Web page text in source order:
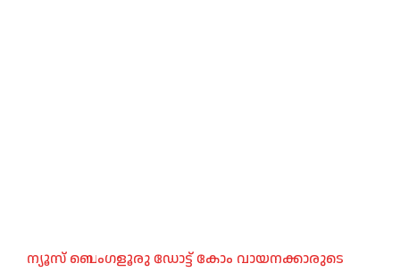
ന്യൂസ് ബെംഗളൂരു ഡോട്ട് കോം വായനക്കാരുടെ